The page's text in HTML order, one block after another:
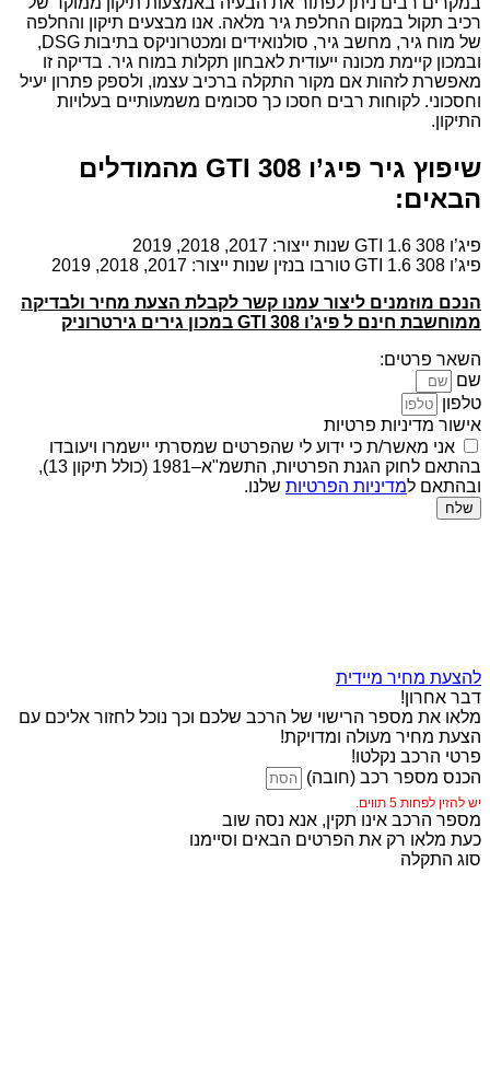
רכיב תקול במקום החלפת גיר מלאה. אנו מבצעים תיקון והחלפה
של מוח גיר, מחשב גיר, סולנואידים ומכטרוניקס בתיבות DSG,
ובמכון קיימת מכונה ייעודית לאבחון תקלות במוח גיר. בדיקה זו
מאפשרת לזהות אם מקור התקלה ברכיב עצמו, ולספק פתרון יעיל
וחסכוני. לקוחות רבים חסכו כך סכומים משמעותיים בעלויות
התיקון.
שיפוץ גיר פיג’ו 308 GTI מהמודלים
הבאים:
פיג’ו 308 GTI 1.6 שנות ייצור: 2017, 2018, 2019
פיג’ו 308 GTI 1.6 טורבו בנזין שנות ייצור: 2017, 2018, 2019
הנכם מוזמנים ליצור עמנו קשר לקבלת הצעת מחיר ולבדיקה
ממוחשבת חינם ל פיג’ו 308 GTI במכון גירים גירטרוניק
השאר פרטים:
שם
טלפון
אישור מדיניות פרטיות
אני מאשר/ת כי ידוע לי שהפרטים שמסרתי יישמרו ויעובדו
בהתאם לחוק הגנת הפרטיות, התשמ"א–1981 (כולל תיקון 13),
ובהתאם למדיניות הפרטיות שלנו.
שלח
להצעת מחיר מיידית
דבר אחרון!
מלאו את מספר הרישוי של הרכב שלכם וכך נוכל לחזור אליכם עם
הצעת מחיר מעולה ומדויקת!
פרטי הרכב נקלטו!
הכנס מספר רכב (חובה)
יש להזין לפחות 5 תווים.
מספר הרכב אינו תקין, אנא נסה שוב
כעת מלאו רק את הפרטים הבאים וסיימנו
סוג התקלה